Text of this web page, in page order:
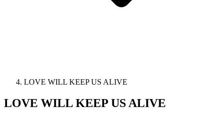
LOVE WILL KEEP US ALIVE
LOVE WILL KEEP US ALIVE